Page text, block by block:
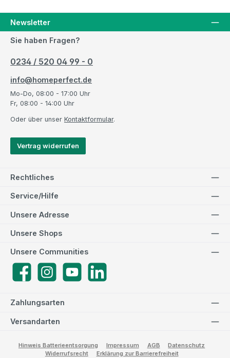
Newsletter
Sie haben Fragen?
0234 / 520 04 99 - 0
info@homeperfect.de
Mo-Do, 08:00 - 17:00 Uhr
Fr, 08:00 - 14:00 Uhr
Oder über unser Kontaktformular.
Vertrag widerrufen
Rechtliches
Service/Hilfe
Zahlungsarten
Versandarten
Unsere Adresse
Unsere Communities
FacebookInstagramYouTube
Unsere Shops
Hinweis Batterieentsorgung Impressum AGB
Datenschutz
Widerrufsrecht
Erklärung zur Barrierefreiheit